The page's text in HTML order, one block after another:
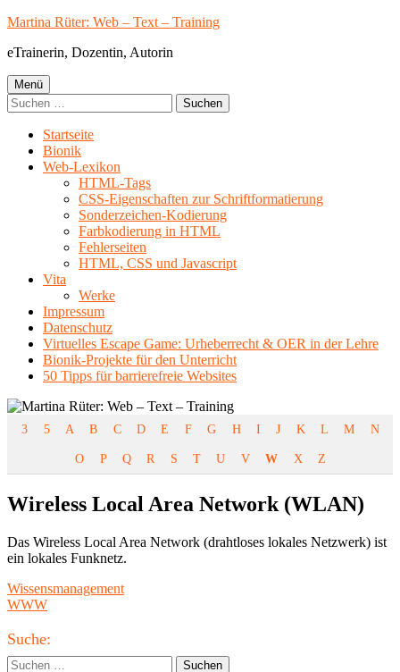
Springe
Inhalt
Martina Rüter: Web – Text – Training
eTrainerin, Dozentin, Autorin
Primäres
Menü
Menü
Suchen
nach:
Startseite
Bionik
Web-Lexikon
HTML-Tags
CSS-Eigenschaften zur Schriftformatierung
Sonderzeichen-Kodierung
Farbkodierung in HTML
Fehlerseiten
HTML, CSS und Javascript
Vita
Werke
Impressum
Datenschutz
Virtuelles Escape Game: Urheberrecht & OER in der Lehre
Bionik-Projekte für den Unterricht
50 Tipps für barrierefreie Websites
3 5 A B C D E F G H I J K L M N
O P Q R S T U V W X Z
Wireless Local Area Network (WLAN)
Das Wireless Local Area Network (drahtloses lokales Netzwerk) ist
ein lokales Funknetz.
Beitragsnavigation
Vorheriger
Beitrag:
Wissensmanagement
Nächster
WWW
Haupt-
Seitenleiste
Suche:
Suchen